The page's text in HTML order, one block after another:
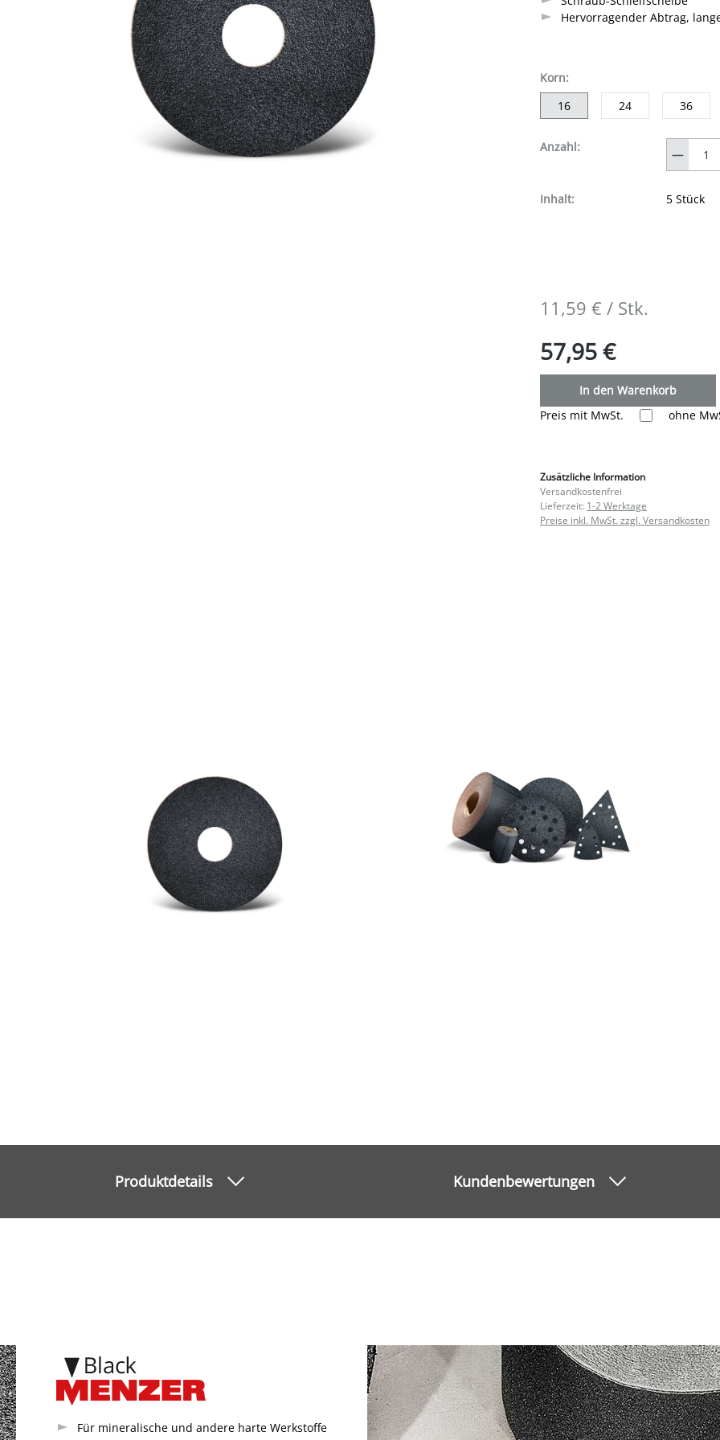
Hervorragender Abtrag,
Kornauswählen
:
16
24 36
Anzahl:
Inhalt: 5 Stück
11,59 € / Stk.
57,95 €
In den Warenkorb
Preis mit MwSt.
ohne
Zusätzliche Information
Versandkostenfrei
Lieferzeit: 1-2 Werktage
Preise inkl. MwSt. zzgl. Versandkosten
Produktdetails Kundenbewertungen
Für mineralische und andere harte Werkstoffe